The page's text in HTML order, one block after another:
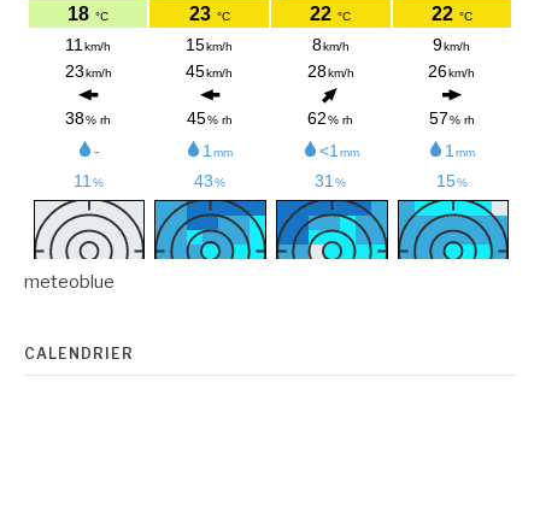
meteoblue
CALENDRIER